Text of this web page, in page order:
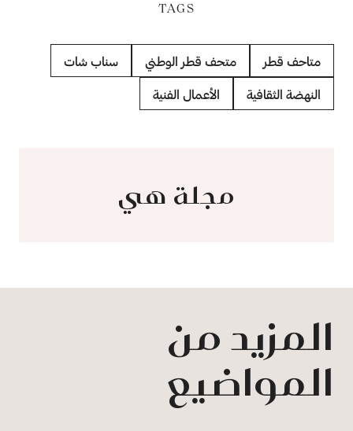
TAGS
متاحف قطر متحف قطر الوطني سناب شات
النهضة الثقافية الأعمال الفنية
مجلة هي
المزيد من
المواضيع